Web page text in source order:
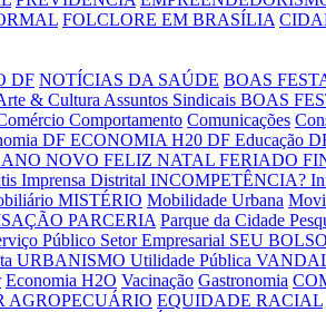
FOLCLORE EM BRASÍLIA
DF NOTÍCIAS DA SAÚDE BOAS
& CulturaAssuntos Sindicais BOAS
Comportamento Comunicações
DF ECONOMIA H20 DF Educação
NOVO FELIZ NATAL FERIADO
Imprensa Distrital INCOMPETÊNCIA?
MISTÉRIO Mobilidade Urbana
PARCERIA Parque da Cidade
Público Setor Empresarial SEU BOLSO
URBANISMO Utilidade Pública
Economia H2O Vacinação Gastronomia
AGROPECUÁRIO EQUIDADE RACIAL